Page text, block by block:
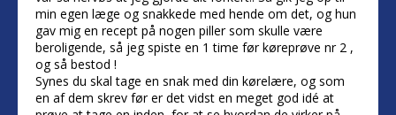
min egen læge og snakkede med hende om det, og hun
gav mig en recept på nogen piller som skulle være
beroligende, så jeg spiste en 1 time før køreprøve nr 2 ,
og så bestod !
Synes du skal tage en snak med din kørelære, og som
en af dem skrev før er det vidst en meget god idé at